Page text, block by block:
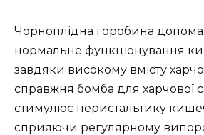
Чорноплідна горобина
нормальне функціонування
завдяки високому вмісту
справжня бомба для харчової
стимулює перистальтику
сприяючи регулярному